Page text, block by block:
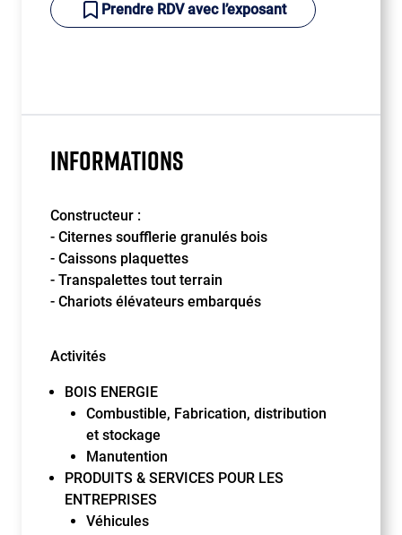
Prendre RDV avec l’exposant
INFORMATIONS
Constructeur :
- Citernes soufflerie granulés bois
- Caissons plaquettes
- Transpalettes tout terrain
- Chariots élévateurs embarqués
Activités
BOIS ENERGIE
Combustible, Fabrication, distribution
et stockage
Manutention
PRODUITS & SERVICES POUR LES
ENTREPRISES
Véhicules